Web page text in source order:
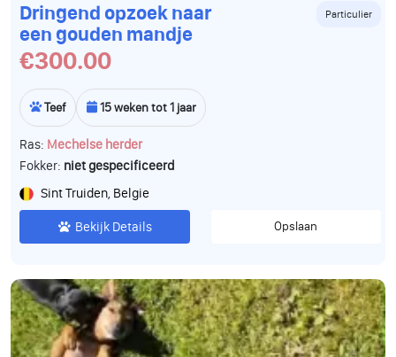
Dringend opzoek naar
een gouden mandje
Particulier
€300.00
Teef 15 weken tot 1 jaar
Ras: Mechelse herder
Fokker: niet gespecificeerd
Sint Truiden, Belgie
Bekijk Details Opslaan